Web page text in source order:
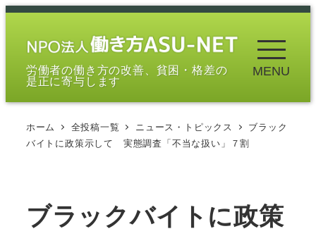
メ
労働者の働き方の改善、貧困・格差の
是正に寄与します
MENU
ホーム 全投稿一覧 ニュース・トピックス
ブラック
バイトに政策示して 実態調査「不当な扱い」７割
ブラックバイトに政策